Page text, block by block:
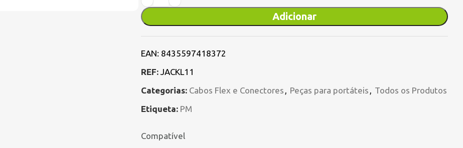
Adicionar
EAN: 8435597418372
REF: JACKL11
Categorias: Cabos Flex e Conectores , Peças para portáteis , Todos os Produtos
Etiqueta: PM
Compatível